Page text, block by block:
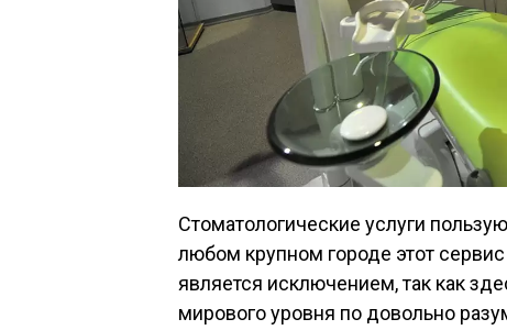
Стоматологические услуги
любом крупном городе этот
является исключением, так как
мирового уровня по довольно